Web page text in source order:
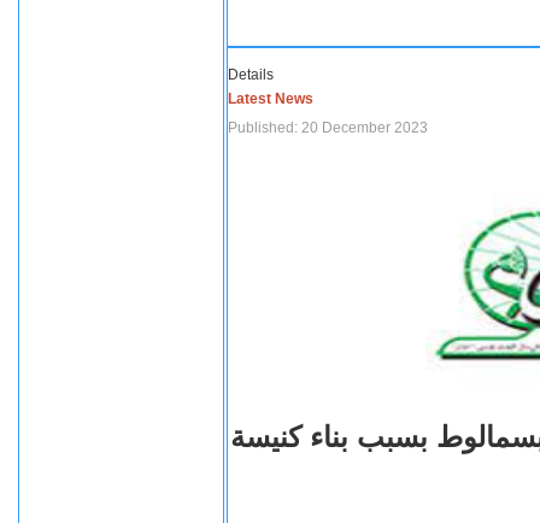
Details
Latest News
Published: 20 December 2023
بسبب بناء كنيسة